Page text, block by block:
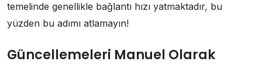
temelinde genellikle bağlantı hızı yatmaktadır, bu
yüzden bu adımı atlamayın!
Güncellemeleri Manuel Olarak